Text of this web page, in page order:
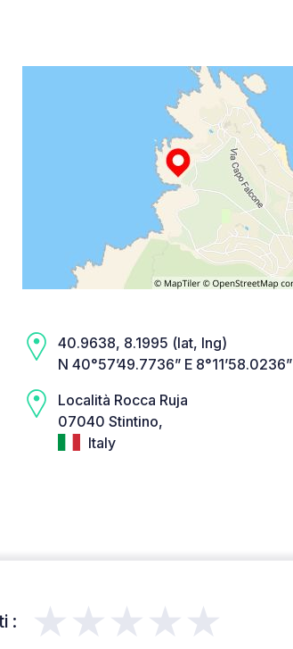
40.9638, 8.1995 (lat, lng)
N 40°57’49.7736” E 8°11’58.0236”
Località Rocca Ruja
07040 Stintino,
Italy
: ★★★★★